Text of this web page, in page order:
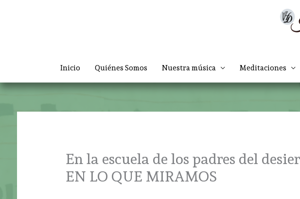
Inicio Quiénes Somos Nuestra música Meditaciones
En la escuela de los padres del
EN LO QUE MIRAMOS